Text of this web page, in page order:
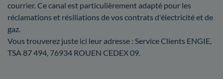
courrier. Ce canal est particulièrement adapté pour les
réclamations et résiliations de vos contrats d'électricité et de
gaz.
Vous trouverez juste ici leur adresse : Service Clients ENGIE,
TSA 87 494, 76934 ROUEN CEDEX 09.